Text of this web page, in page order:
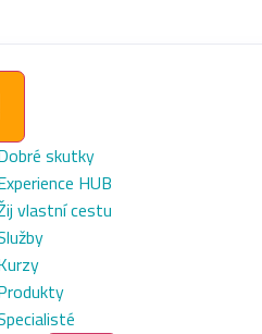
skutky
HUB
vlastní cestu